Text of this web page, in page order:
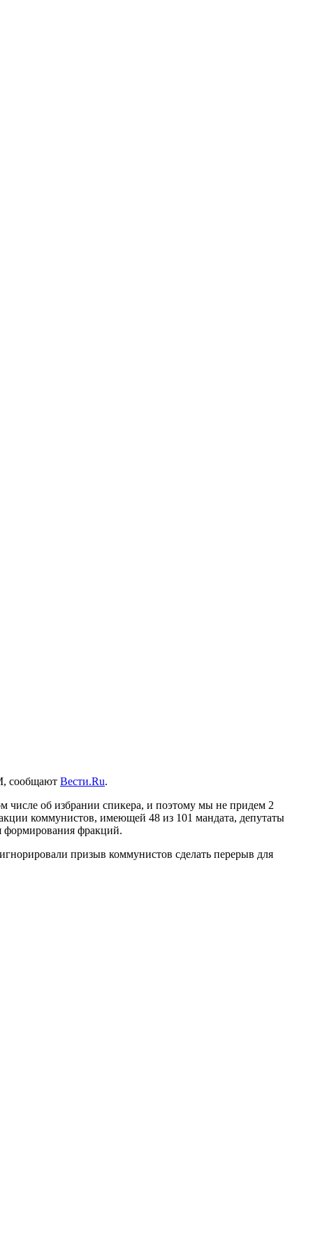
сообщают Вести.Ru.
числе об избрании спикера, и поэтому мы не придем 2
коммунистов, имеющей 48 из 101 мандата, депутаты
формирования фракций.
призыв коммунистов сделать перерыв для